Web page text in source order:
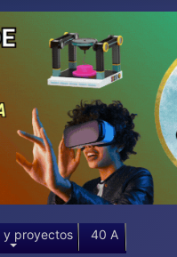
y proyectos 40 A